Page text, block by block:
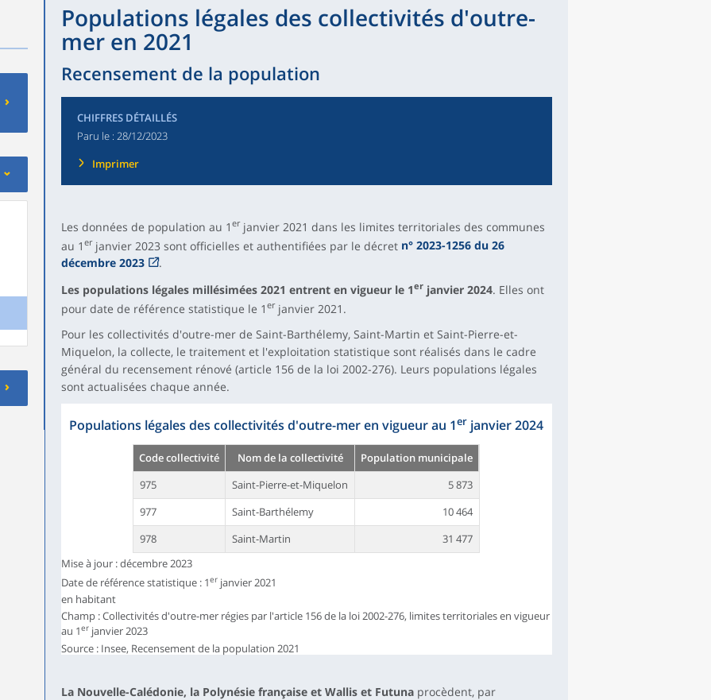
Populations légales des collectivités d'outre-
mer en 2021
Recensement de la population
CHIFFRES DÉTAILLÉS
Paru le : 28/12/2023
Imprimer
Les données de population au 1 erjanvier 2021 dans les limites territoriales des communes
au 1 erjanvier 2023 sont officielles et authentifiées par le décret n° 2023-1256 du 26
décembre 2023
.
Les populations légales millésimées 2021 entrent en vigueur le 1erjanvier 2024. Elles ont
pour date de référence statistique le 1 erjanvier 2021.
Pour les collectivités d'outre-mer de Saint-Barthélemy, Saint-Martin et Saint-Pierre-et-
Miquelon, la collecte, le traitement et l'exploitation statistique sont réalisés dans le cadre
général du recensement rénové (article 156 de la loi 2002-276). Leurs populations légales
sont actualisées chaque année.
Populations légales des collectivités d'outre-mer en vigueur au 1erjanvier 2024
Code collectivité Nom de la collectivité
Population municipale
975
Saint-Pierre-et-Miquelon
5 873
977
Saint-Barthélemy
10 464
978
Saint-Martin
31 477
Mise à jour : décembre 2023
Date de référence statistique : 1erjanvier 2021
en habitant
Champ : Collectivités d'outre-mer régies par l'article 156 de la loi 2002-276, limites territoriales en vigueur
au 1erjanvier 2023
Source : Insee, Recensement de la population 2021
La Nouvelle-Calédonie, la Polynésie française et Wallis et Futunaprocèdent, par